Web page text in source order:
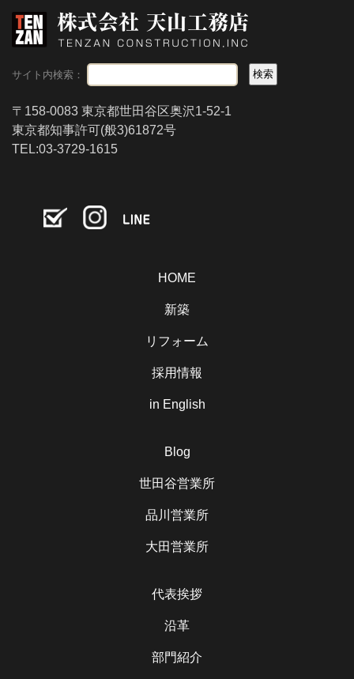
サイト内検索：
〒158-0083 東京都世田谷区奥沢1-52-1
東京都知事許可(般3)61872号
TEL:03-3729-1615
HOME
新築
リフォーム
採用情報
in English
Blog
世田谷営業所
品川営業所
大田営業所
代表挨拶
沿革
部門紹介